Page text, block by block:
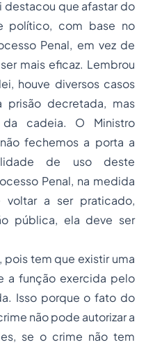
destacou que afastar do
político, com base no
Penal, em vez de
mais eficaz. Lembrou
houve diversos casos
prisão decretada, mas
da cadeia. O Ministro
fechemos a porta a
de uso deste
Penal, na medida
a ser praticado,
pública, ela deve ser
pois tem que existir uma
a função exercida pelo
Isso porque o fato do
não pode autorizar a
se o crime não tem